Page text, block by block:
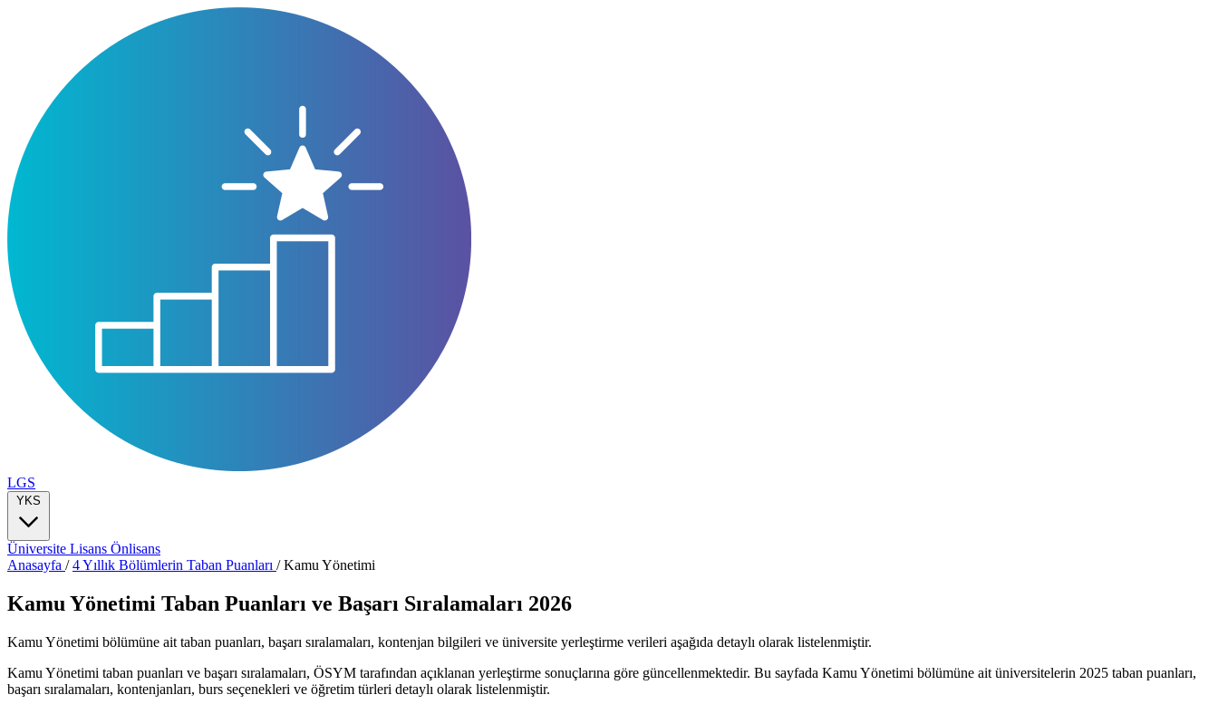
LGS
YKS
Üniversite Lisans Önlisans
Anasayfa /4 Yıllık Bölümlerin Taban Puanları /Kamu Yönetimi
Kamu Yönetimi Taban Puanları ve Başarı Sıralamaları 2026
Kamu Yönetimi bölümüne ait taban puanları, başarı sıralamaları, kontenjan bilgileri ve üniversite yerleştirme verileri aşağıda detaylı olarak listelenmiştir.
Kamu Yönetimi taban puanları ve başarı sıralamaları, ÖSYM tarafından açıklanan yerleştirme sonuçlarına göre güncellenmektedir. Bu sayfada Kamu Yönetimi bölümüne ait üniversitelerin 2025 taban puanları,
başarı sıralamaları, kontenjanları, burs seçenekleri ve öğretim türleri detaylı olarak listelenmiştir.